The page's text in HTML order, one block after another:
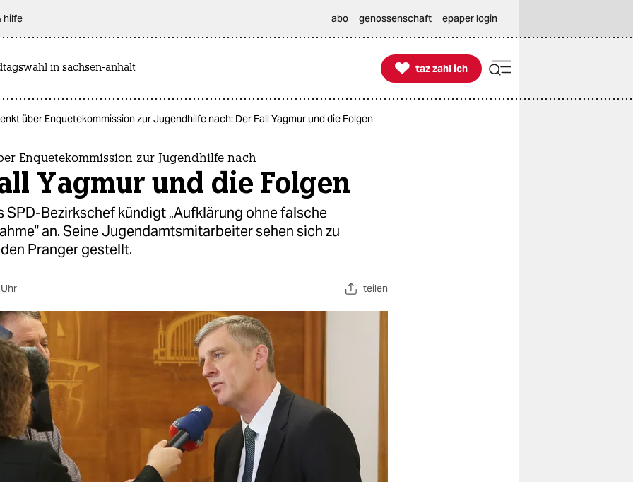
hilfe abo genossenschaft epaper login
in sachsen-anhalt 
taz zahl ich
taz zahl ich
über Enquetekommission zur Jugendhilfe nach: Der Fall Yagmur und die Folgen
Enquetekommission zur Jugendhilfe nach
Yagmur und die Folgen
SPD-Bezirkschef kündigt „Aufklärung ohne falsche
an. Seine Jugendamtsmitarbeiter sehen sich zu
Pranger gestellt.
teilen